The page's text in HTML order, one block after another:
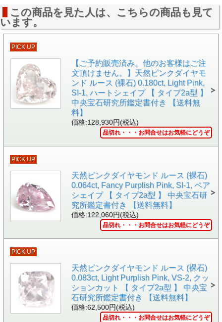
は、ダイヤモンドそのものもカラーも、全て天然で本物であ
ると鑑定されたダイヤモンドのことを言います。
●「58面体カット」のダイヤモンド。(ガードルは含んでいま
せん。)
●正式名称としては「カット・コーナー・スクエア・ミック
スド・カット」です。
●このカットならでは光や輝きが、ダイヤの中から生まれて
いるのではないかと思うくらい良く輝いています。
●珍しいカットのダイヤモンドは、カラーダイヤ同様、出合
えたときに入手するしか、入手する方法がありません。もち
ろん、研磨職人に希望を伝えればその通りにカットできます
が、価格が数倍に跳ねあがります。
カット(64種類の様々な)を見てみる >>
●カラーは、無色透明の「Dカラー」です。
●そして「ポリッシュ(研磨状態)」は「ベリー・グッド」、
「シンメトリー(対称性)」は「グッド」の評価。そのおかげ
かテリは十分、本当にキラキラ綺麗に輝いています。
●クラリティはVVS-2。ルーペでは微細な内包物等を確認で
きますが、肉眼では問題無しです。
●リング(指輪)やペンダントにも、片耳用ピアスや片耳用イ
・ジュエリー加工を全て見る
婚約指輪の選び方
お客様オーダー実例集
● キーワードから見てみる
この商品を見た人は、こちらの商品も見て
います。
PICK UP
【ご予約販売済み。他のお客様はご注
文頂けません。】天然ピンクダイヤモ
ンド ルース (裸石) 0.180ct, Light Pink,
SI-1, ハートシェイプ 【 タイプ2a型 】
中央宝石研究所鑑定書付き 【送料無
料】
価格:128,930円(税込)
品切れ・・・お問合せはお気軽にどうぞ
PICK UP
天然ピンクダイヤモンド ルース (裸石)
0.064ct, Fancy Purplish Pink, SI-1, ペア
シェイプ 【 タイプ2a型 】 中央宝石研
究所鑑定書付き 【送料無料】
価格:122,060円(税込)
品切れ・・・お問合せはお気軽にどうぞ
PICK UP
天然ピンクダイヤモンド ルース (裸石)
0.083ct, Light Purplish Pink, VS-2, クッ
ションカット 【 タイプ2a型 】 中央宝
石研究所鑑定書付き 【送料無料】
価格:62,500円(税込)
品切れ・・・お問合せはお気軽にどうぞ